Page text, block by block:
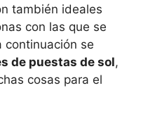
también ideales
con las que se
continuación se
de puestas de sol,
cosas para el